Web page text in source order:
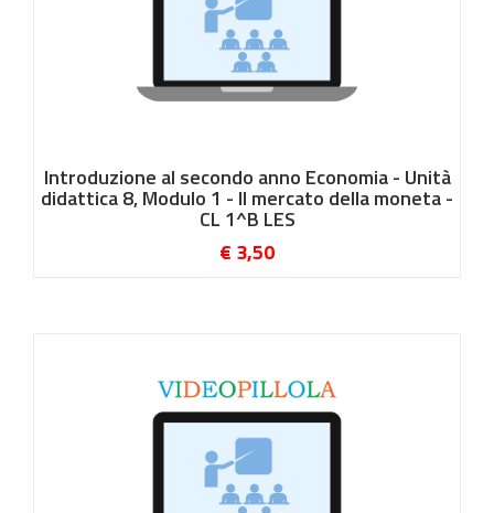
Introduzione al secondo anno Economia - Unità
didattica 8, Modulo 1 - Il mercato della moneta -
CL 1^B LES
€ 3,50